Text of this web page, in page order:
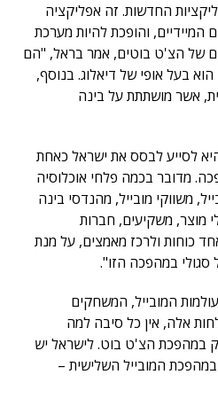
החדשות. זה אפליקציה
והופכת להיות מערכת
של הצ'ט בוטים, אמר בראל, "הם
בעל אופי של דיאלוג. בנוסף,
אשר מושתתת על בינה
לסייע לבסס את ישראל כאחת
מדובר בכמה פלחי אוכלוסיה
משווקי מובייל, מהנדסי בינה
מוצר, משקיעים, חברות
כוחות ולרכז מאמצים, על מנת
במהפכה הזו".
המובייל, המשחקים
אלה, אין כל סיבה למה
במהפכת הצ'ט בוט. לישראל יש
המובייל השלישית –